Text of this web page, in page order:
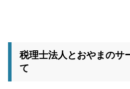
税理士法人とおやまのサ
て